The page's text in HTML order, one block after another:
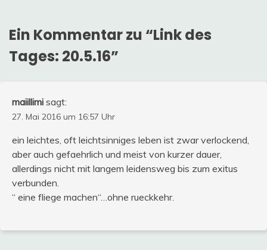
Ein Kommentar zu “Link des
Tages: 20.5.16”
maiillimi sagt:
27. Mai 2016 um 16:57 Uhr
ein leichtes, oft leichtsinniges leben ist zwar verlockend,
aber auch gefaehrlich und meist von kurzer dauer,
allerdings nicht mit langem leidensweg bis zum exitus
verbunden.
“ eine fliege machen“…ohne rueckkehr.